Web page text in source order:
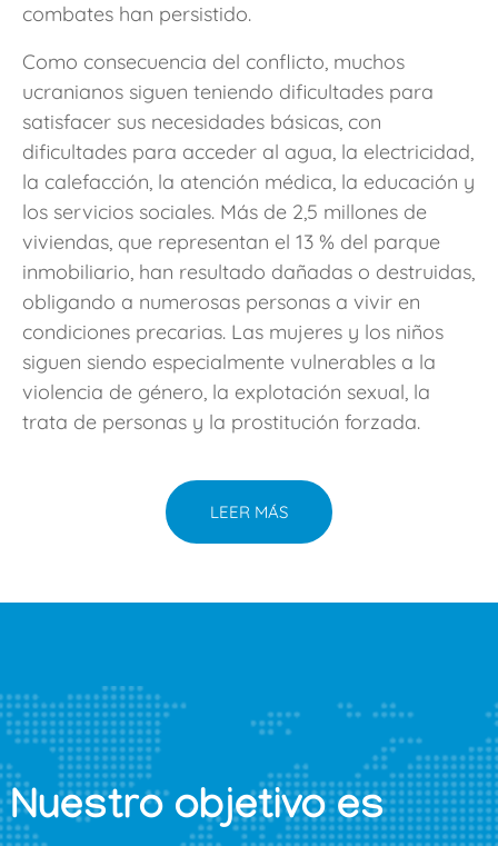
combates han persistido.
Como consecuencia del conflicto, muchos
ucranianos siguen teniendo dificultades para
satisfacer sus necesidades básicas, con
dificultades para acceder al agua, la electricidad,
la calefacción, la atención médica, la educación y
los servicios sociales. Más de 2,5 millones de
viviendas, que representan el 13 % del parque
inmobiliario, han resultado dañadas o destruidas,
obligando a numerosas personas a vivir en
condiciones precarias. Las mujeres y los niños
siguen siendo especialmente vulnerables a la
violencia de género, la explotación sexual, la
trata de personas y la prostitución forzada.
LEER MÁS
Nuestro objetivo es